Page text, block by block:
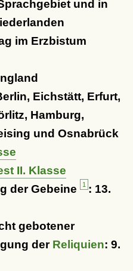
und in
im Erzbistum
Eichstätt, Erfurt,
Hamburg,
und Osnabrück
II. Klasse
der Gebeine
1 : 13.
gebotener
der Reliquien: 9.